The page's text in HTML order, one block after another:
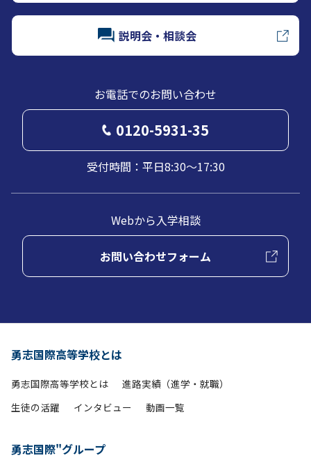
説明会・相談会
お電話でのお問い合わせ
0120-5931-35
受付時間：平日8:30～17:30
Webから入学相談
お問い合わせフォーム
勇志国際高等学校とは
勇志国際高等学校とは
進路実績（進学・就職）
生徒の活躍
インタビュー 動画一覧
勇志国際"グループ